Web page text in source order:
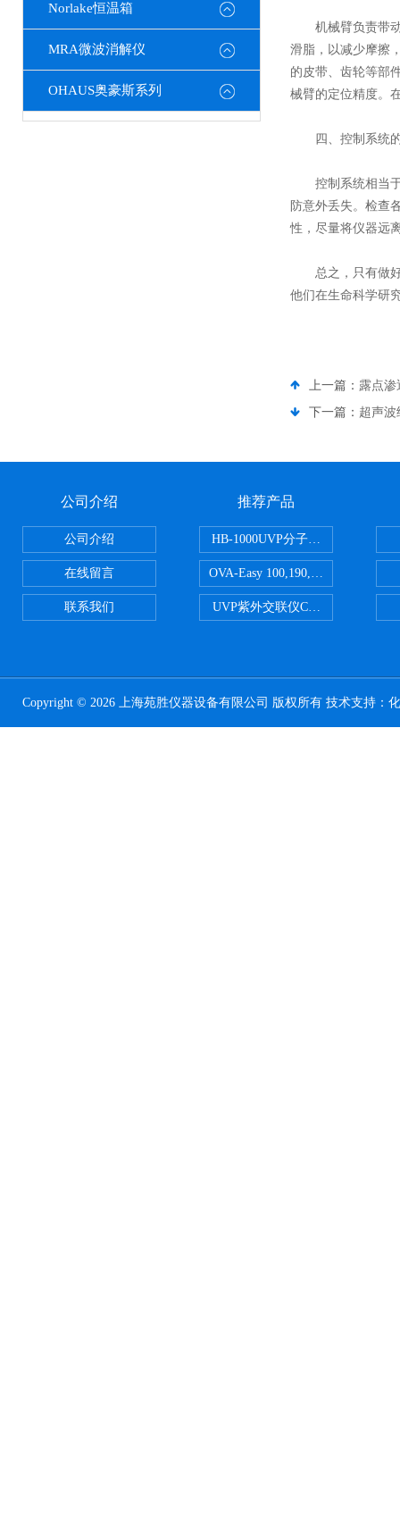
Norlake恒温箱
MRA微波消解仪
OHAUS奥豪斯系列
机械臂负责带动
滑脂，以减少摩擦
的皮带、齿轮等部
械臂的定位精度。
四、控制系统的
控制系统相当于
防意外丢失。检查
性，尽量将仪器远
总之，只有做好
他们在生命科学研
上一篇： 露点渗
下一篇： 超声波
公司介绍
公司介绍
在线留言
联系我们
推荐产品
HB-1000UVP分子杂交箱
OVA-Easy 100,190,380,580英国
UVP紫外交联仪CL-1000
Copyright © 2026 上海苑胜仪器设备有限公司 版权所有 技术支持：